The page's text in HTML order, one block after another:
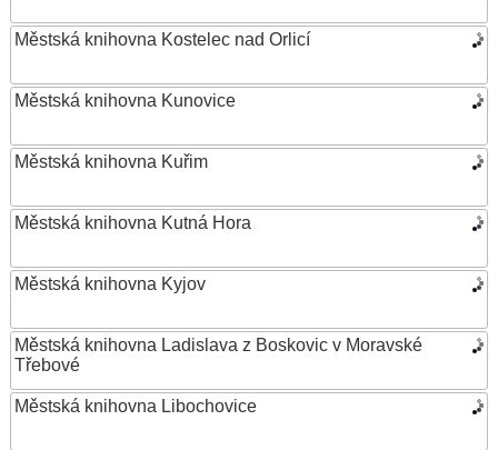
Městská knihovna Kostelec nad Orlicí
Městská knihovna Kunovice
Městská knihovna Kuřim
Městská knihovna Kutná Hora
Městská knihovna Kyjov
Městská knihovna Ladislava z Boskovic v Moravské
Třebové
Městská knihovna Libochovice